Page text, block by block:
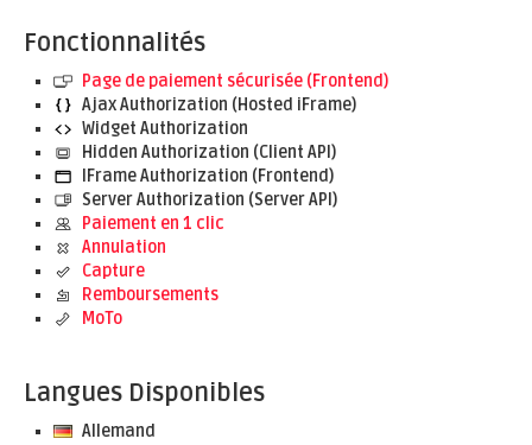
Fonctionnalités
Page de paiement sécurisée (Frontend)
Ajax Authorization (Hosted iFrame)
Widget Authorization
Hidden Authorization (Client API)
IFrame Authorization (Frontend)
Server Authorization (Server API)
Paiement en 1 clic
Annulation
Capture
Remboursements
MoTo
Langues Disponibles
Allemand